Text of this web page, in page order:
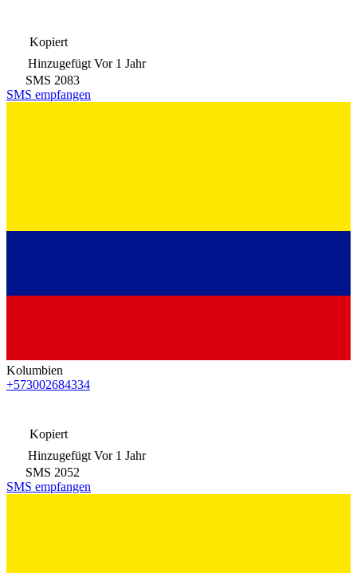
Kopiert
Hinzugefügt Vor 1 Jahr
SMS 2083
SMS empfangen
Kolumbien
+573002684334
Kopiert
Hinzugefügt Vor 1 Jahr
SMS 2052
SMS empfangen